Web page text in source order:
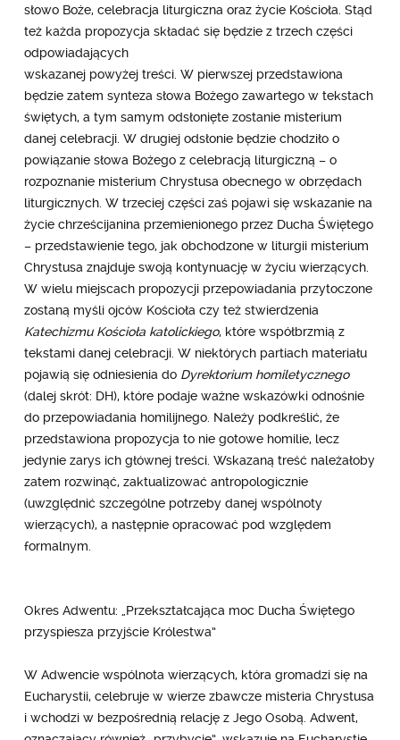
słowo Boże, celebracja liturgiczna oraz życie Kościoła. Stąd
też każda propozycja składać się będzie z trzech części
odpowiadających
wskazanej powyżej treści. W pierwszej przedstawiona
będzie zatem synteza słowa Bożego zawartego w tekstach
świętych, a tym samym odsłonięte zostanie misterium
danej celebracji. W drugiej odsłonie będzie chodziło o
powiązanie słowa Bożego z celebracją liturgiczną – o
rozpoznanie misterium Chrystusa obecnego w obrzędach
liturgicznych. W trzeciej części zaś pojawi się wskazanie na
życie chrześcijanina przemienionego przez Ducha Świętego
– przedstawienie tego, jak obchodzone w liturgii misterium
Chrystusa znajduje swoją kontynuację w życiu wierzących.
W wielu miejscach propozycji przepowiadania przytoczone
zostaną myśli ojców Kościoła czy też stwierdzenia
Katechizmu Kościoła katolickiego, które współbrzmią z
tekstami danej celebracji. W niektórych partiach materiału
pojawią się odniesienia do Dyrektorium homiletycznego
(dalej skrót: DH), które podaje ważne wskazówki odnośnie
do przepowiadania homilijnego. Należy podkreślić, że
przedstawiona propozycja to nie gotowe homilie, lecz
jedynie zarys ich głównej treści. Wskazaną treść należałoby
zatem rozwinąć, zaktualizować antropologicznie
(uwzględnić szczególne potrzeby danej wspólnoty
wierzących), a następnie opracować pod względem
formalnym.
Okres Adwentu: „Przekształcająca moc Ducha Świętego
przyspiesza przyjście Królestwa”
W Adwencie wspólnota wierzących, która gromadzi się na
Eucharystii, celebruje w wierze zbawcze misteria Chrystusa
i wchodzi w bezpośrednią relację z Jego Osobą. Adwent,